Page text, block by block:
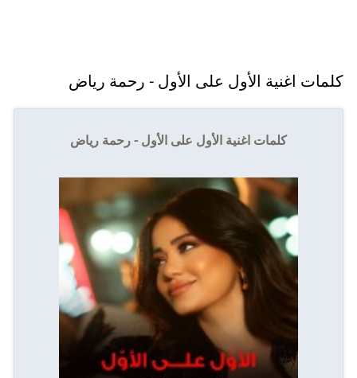
كلمات اغنية الأول على الأول - رحمة رياض
كلمات اغنية الأول على الأول - رحمة رياض